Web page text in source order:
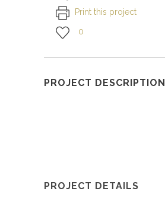
Print this project
0
PROJECT DESCRIPTION
PROJECT DETAILS